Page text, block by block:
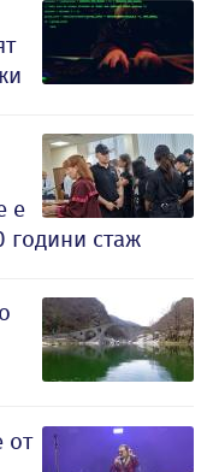
е
години стаж
от